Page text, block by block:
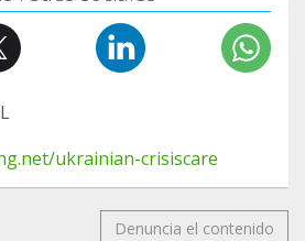
ukrainian-crisiscare
Denuncia el contenido